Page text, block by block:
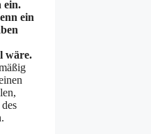
ein.
ein
wäre.